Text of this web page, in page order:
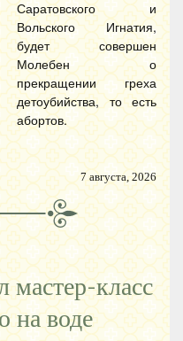
Саратовского и
Вольского Игнатия,
будет совершен
Молебен о
прекращении греха
детоубийства, то есть
абортов.
7 августа, 2026
мастер-класс
на воде